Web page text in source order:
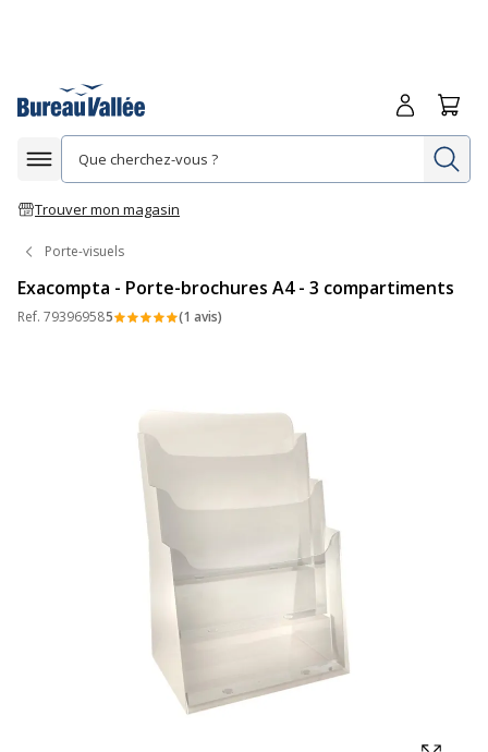
Afficher la navigation
Trouver mon magasin
Me
Porte-visuels
Exacompta - Porte-brochures A4 - 3 compartiments
Ref. 793969585 (1 avis)